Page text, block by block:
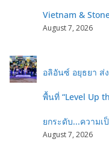
Vietnam &
August 7, 2026
อลิอันซ์ อยุธยา ส่
พื้นที่ “Level Up
ยกระดับ...ความเ
August 7, 2026